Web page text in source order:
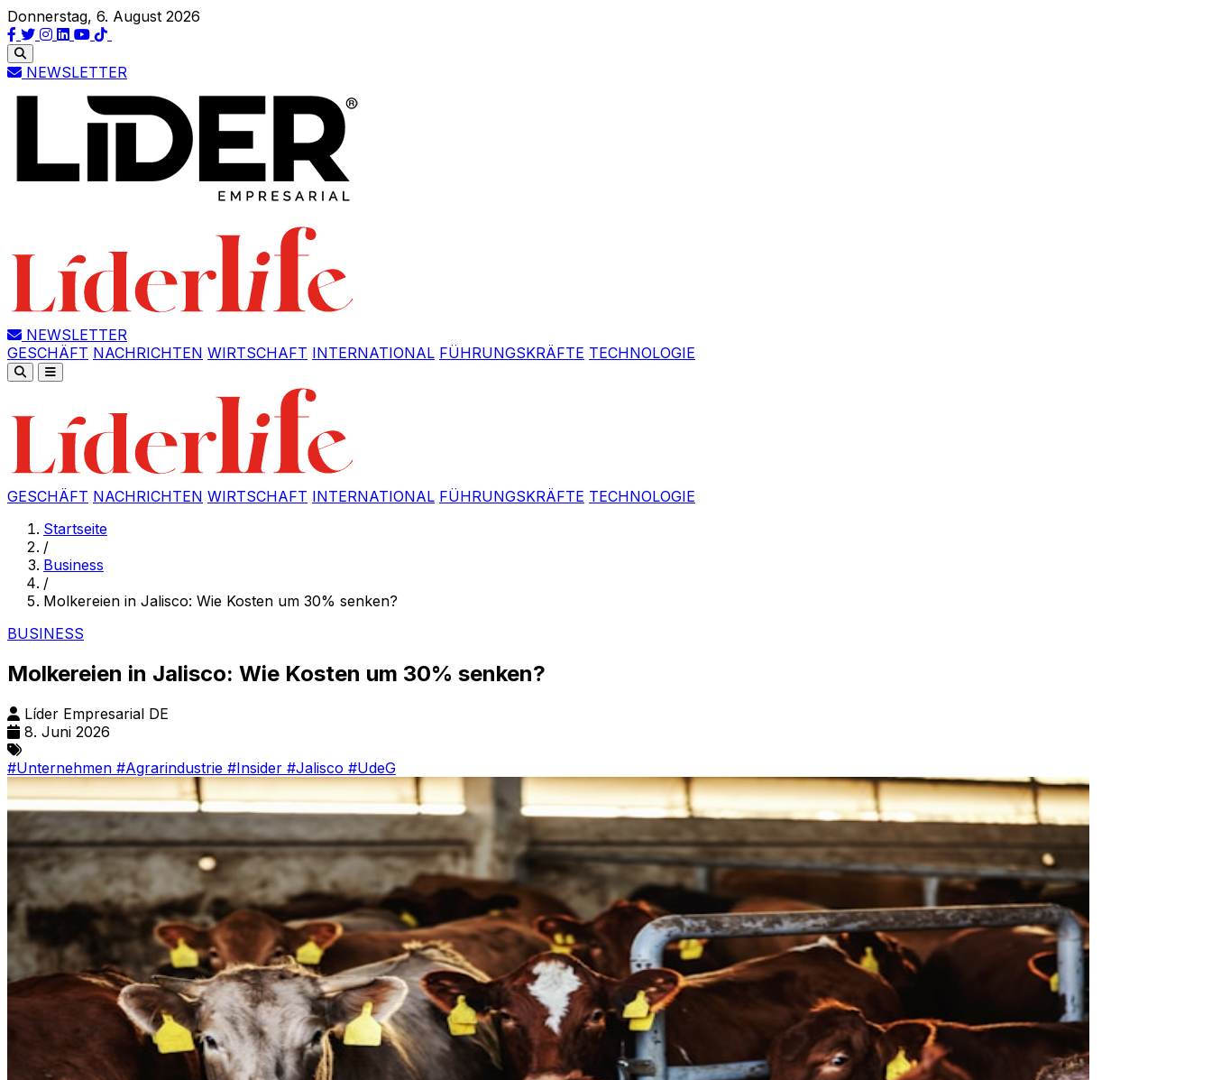
Donnerstag, 6. August 2026
NEWSLETTER
NEWSLETTER
GESCHÄFT NACHRICHTEN WIRTSCHAFT INTERNATIONAL FÜHRUNGSKRÄFTE TECHNOLOGIE
GESCHÄFT NACHRICHTEN WIRTSCHAFT INTERNATIONAL FÜHRUNGSKRÄFTE TECHNOLOGIE
Startseite
/
Business
/
Molkereien in Jalisco: Wie Kosten um 30% senken?
BUSINESS
Molkereien in Jalisco: Wie Kosten um 30% senken?
Líder Empresarial DE
8. Juni 2026
#Unternehmen #Agrarindustrie #Insider #Jalisco #UdeG